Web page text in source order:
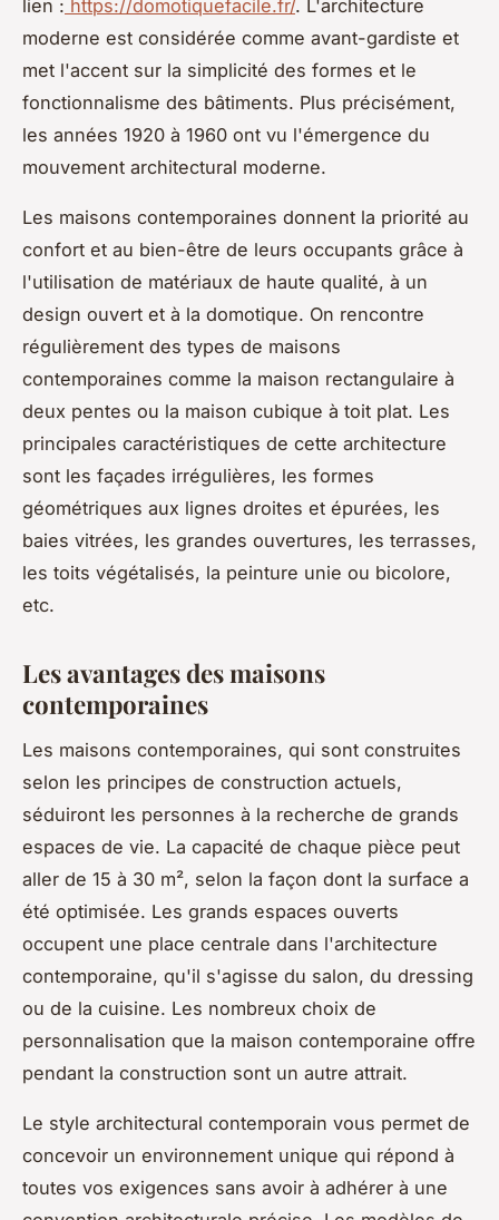
lien : https://domotiquefacile.fr/. L'architecture
moderne est considérée comme avant-gardiste et
met l'accent sur la simplicité des formes et le
fonctionnalisme des bâtiments. Plus précisément,
les années 1920 à 1960 ont vu l'émergence du
mouvement architectural moderne.
Les maisons contemporaines donnent la priorité au
confort et au bien-être de leurs occupants grâce à
l'utilisation de matériaux de haute qualité, à un
design ouvert et à la domotique. On rencontre
régulièrement des types de maisons
contemporaines comme la maison rectangulaire à
deux pentes ou la maison cubique à toit plat. Les
principales caractéristiques de cette architecture
sont les façades irrégulières, les formes
géométriques aux lignes droites et épurées, les
baies vitrées, les grandes ouvertures, les terrasses,
les toits végétalisés, la peinture unie ou bicolore,
etc.
Les avantages des maisons
contemporaines
Les maisons contemporaines, qui sont construites
selon les principes de construction actuels,
séduiront les personnes à la recherche de grands
espaces de vie. La capacité de chaque pièce peut
aller de 15 à 30 m², selon la façon dont la surface a
été optimisée. Les grands espaces ouverts
occupent une place centrale dans l'architecture
contemporaine, qu'il s'agisse du salon, du dressing
ou de la cuisine. Les nombreux choix de
personnalisation que la maison contemporaine offre
pendant la construction sont un autre attrait.
Le style architectural contemporain vous permet de
concevoir un environnement unique qui répond à
toutes vos exigences sans avoir à adhérer à une